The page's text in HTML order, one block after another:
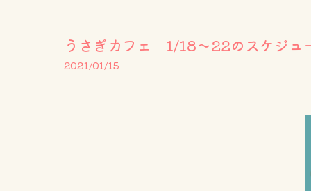
うさぎカフェ 1/18～22のスケジュ
2021/01/15